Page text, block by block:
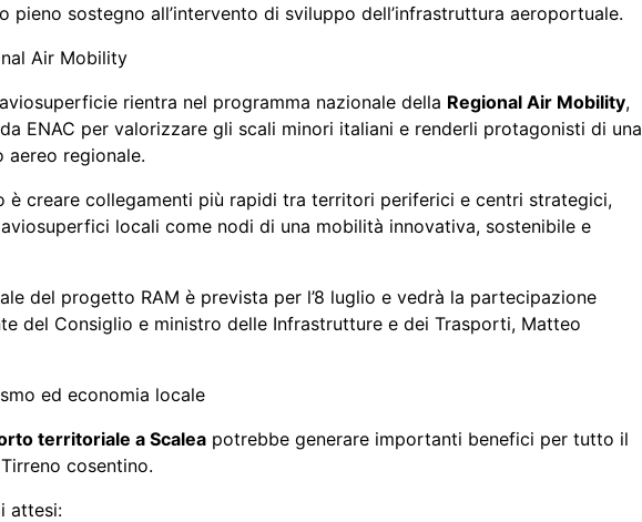
pieno sostegno all’intervento di sviluppo dell’infrastruttura aeroportuale.
Air Mobility
rientra nel programma nazionale della Regional Air Mobility,
ENAC per valorizzare gli scali minori italiani e renderli protagonisti di una
regionale.
è creare collegamenti più rapidi tra territori periferici e centri strategici,
locali come nodi di una mobilità innovativa, sostenibile e
del progetto RAM è prevista per l’8 luglio e vedrà la partecipazione
del Consiglio e ministro delle Infrastrutture e dei Trasporti, Matteo
ed economia locale
territoriale a Scalea potrebbe generare importanti benefici per tutto il
cosentino.
attesi: